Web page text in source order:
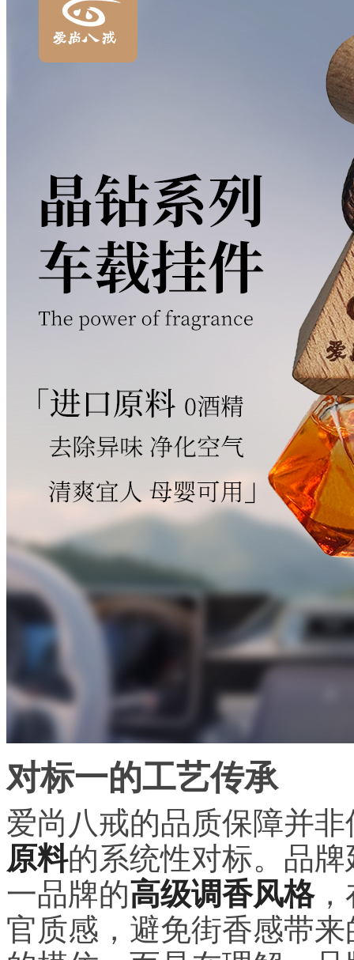
对标一的工艺传承
爱尚八戒的品质保障并
原料的系统性对标。品
一品牌的高级调香风格，
官质感，避免街香感带